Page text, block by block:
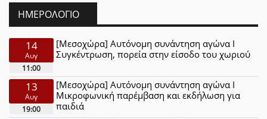
ΗΜΕΡΟΛΌΓΙΟ
14
Αυγ
11:00
[Μεσοχώρα] Αυτόνομη συνάντηση αγώνα Ι
Συγκέντρωση, πορεία στην είσοδο του χωριού
13
Αυγ
19:00
[Μεσοχώρα] Αυτόνομη συνάντηση αγώνα Ι
Μικροφωνική παρέμβαση και εκδήλωση για
παιδιά